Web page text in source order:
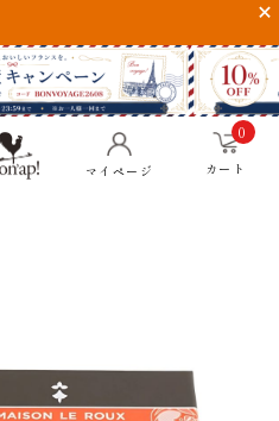
マイページ カート
0